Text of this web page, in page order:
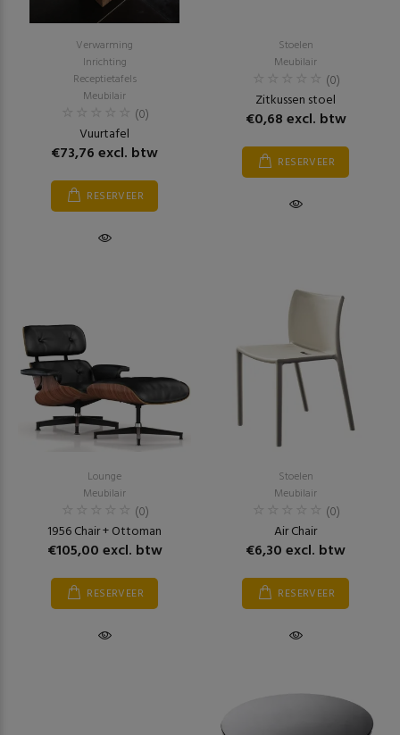
Verwarming
Inrichting
Receptietafels
Meubilair
(0)
Vuurtafel
€73,76 excl. btw
RESERVEER
Stoelen
Meubilair
(0)
Zitkussen stoel
€0,68 excl. btw
RESERVEER
Lounge
Meubilair
(0)
1956 Chair + Ottoman
€105,00 excl. btw
RESERVEER
Stoelen
Meubilair
(0)
Air Chair
€6,30 excl. btw
RESERVEER